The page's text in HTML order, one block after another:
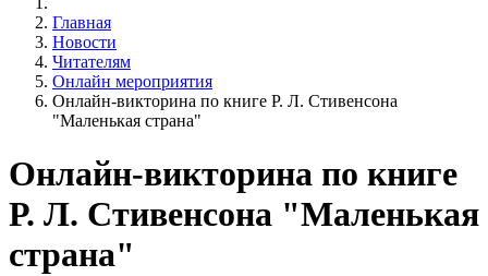
Главная
Новости
Читателям
Онлайн мероприятия
Онлайн-викторина по книге Р. Л. Стивенсона
"Маленькая страна"
Онлайн-викторина по книге
Р. Л. Стивенсона "Маленькая
страна"